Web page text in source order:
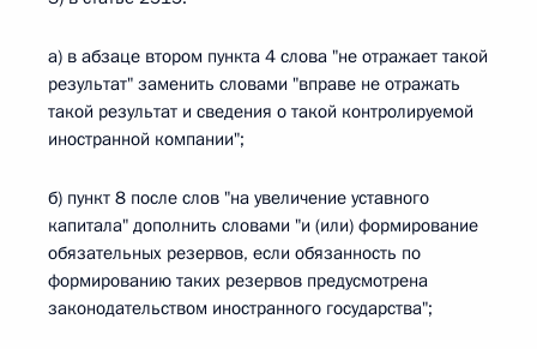
а) в абзаце втором пункта 4 слова "не отражает такой
результат" заменить словами "вправе не отражать
такой результат и сведения о такой контролируемой
иностранной компании";
б) пункт 8 после слов "на увеличение уставного
капитала" дополнить словами "и (или) формирование
обязательных резервов, если обязанность по
формированию таких резервов предусмотрена
законодательством иностранного государства";